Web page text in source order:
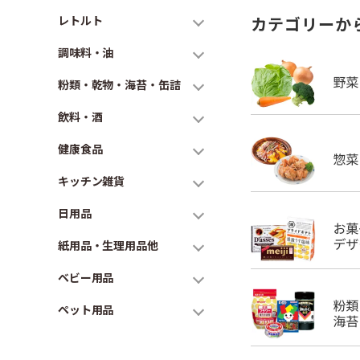
レトルト
調味料・油
粉類・乾物・海苔・缶詰
飲料・酒
健康食品
キッチン雑貨
日用品
紙用品・生理用品他
ベビー用品
ペット用品
カテゴリーか